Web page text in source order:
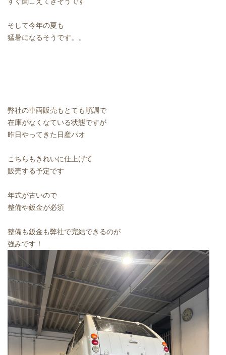
そして今年の夏も
猛暑になるそうです。。
弊社の車両販売もとても順調で
在庫がなくなている状態ですが
昨日やってきた日産パオ
こちらもきれいに仕上げて
販売する予定です
年式が古いので
整備や鈑金が必須
整備も鈑金も弊社で完結できるのが
強みです！